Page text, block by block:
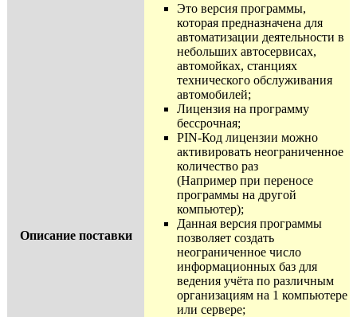
Описание поставки
Это версия программы,
которая предназначена для
автоматизации деятельности в
небольших автосервисах,
автомойках, станциях
технического обслуживания
автомобилей;
Лицензия на программу
бессрочная;
PIN-Код лицензии можно
активировать неограниченное
количество раз
(Например при переносе
программы на другой
компьютер);
Данная версия программы
позволяет создать
неограниченное число
информационных баз для
ведения учёта по различным
организациям на 1 компьютере
или сервере;